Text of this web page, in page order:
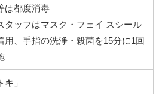
は都度消毒
タッフはマスク・フェイ スシール
用、手指の洗浄・殺菌を15分に1回
トキ 」